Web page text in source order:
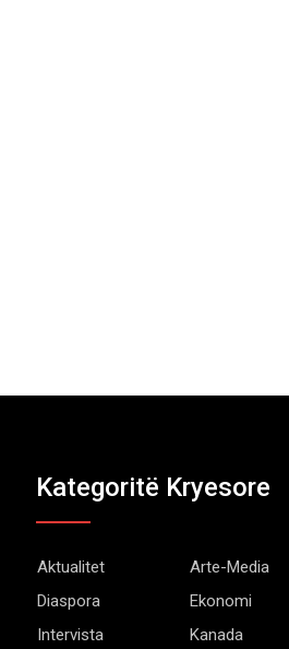
Kategoritë Kryesore
Aktualitet
Arte-Media
Diaspora
Ekonomi
Intervista
Kanada